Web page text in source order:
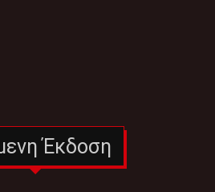
Έκδοση